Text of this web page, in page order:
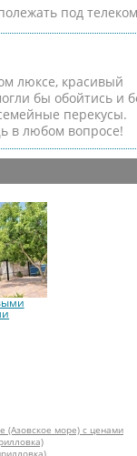
под телеком
люксе, красивый
бы обойтись и
перекусы.
в любом вопросе!
(Азовское море) с ценами